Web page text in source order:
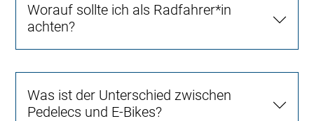
Worauf sollte ich als Radfahrer*in
achten?
Was ist der Unterschied zwischen
Pedelecs und E-Bikes?